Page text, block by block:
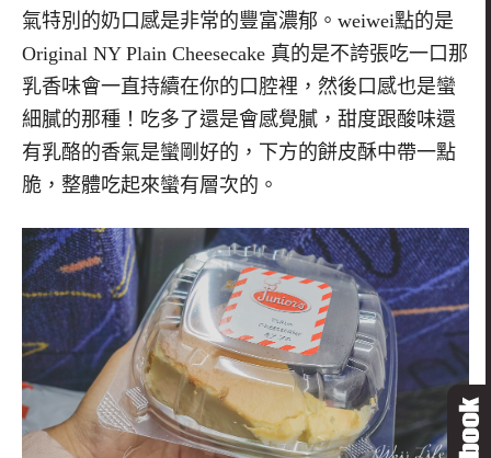
氣特別的奶口感是非常的豐富濃郁。weiwei點的是
Original NY Plain Cheesecake 真的是不誇張吃一口那
乳香味會一直持續在你的口腔裡，然後口感也是蠻
細膩的那種！吃多了還是會感覺膩，甜度跟酸味還
有乳酪的香氣是蠻剛好的，下方的餅皮酥中帶一點
脆，整體吃起來蠻有層次的。